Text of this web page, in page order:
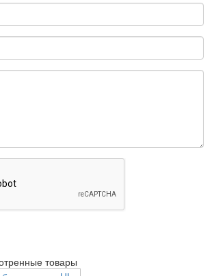
товары